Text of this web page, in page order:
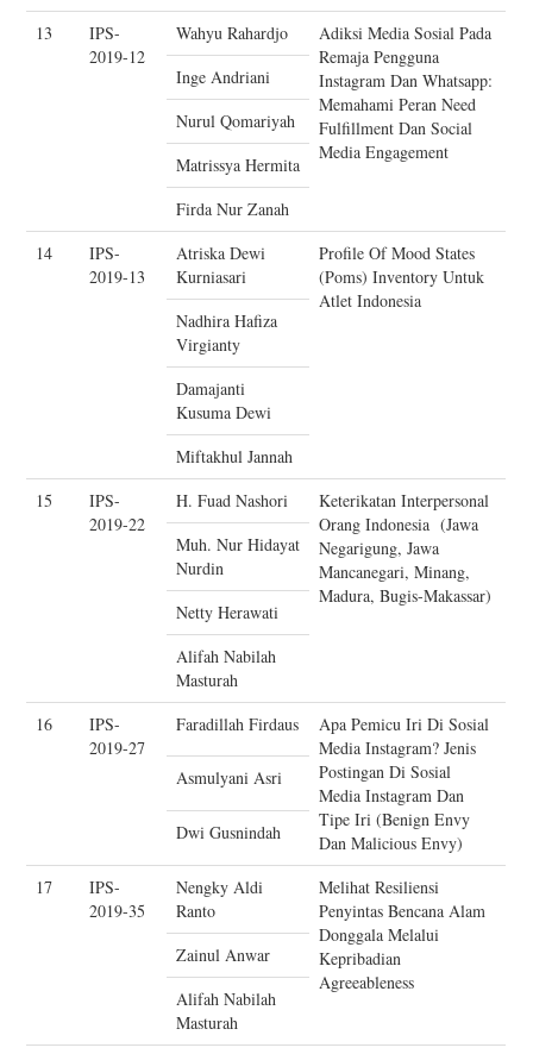
13
IPS-
2019-12
Wahyu Rahardjo
Adiksi Media Sosial Pada
Remaja Pengguna
Instagram Dan Whatsapp:
Memahami Peran Need
Fulfillment Dan Social
Media Engagement
Inge Andriani
Nurul Qomariyah
Matrissya Hermita
Firda Nur Zanah
14
IPS-
2019-13
Atriska Dewi
Kurniasari
Profile Of Mood States
(Poms) Inventory Untuk
Atlet Indonesia
Nadhira Hafiza
Virgianty
Damajanti
Kusuma Dewi
Miftakhul Jannah
15
IPS-
2019-22
H. Fuad Nashori
Keterikatan Interpersonal
Orang Indonesia (Jawa
Negarigung, Jawa
Mancanegari, Minang,
Madura, Bugis-Makassar)
Muh. Nur Hidayat
Nurdin
Netty Herawati
Alifah Nabilah
Masturah
16
IPS-
2019-27
Faradillah Firdaus
Apa Pemicu Iri Di Sosial
Media Instagram? Jenis
Postingan Di Sosial
Media Instagram Dan
Tipe Iri (Benign Envy
Dan Malicious Envy)
Asmulyani Asri
Dwi Gusnindah
17
IPS-
2019-35
Nengky Aldi
Ranto
Melihat Resiliensi
Penyintas Bencana Alam
Donggala Melalui
Kepribadian
Agreeableness
Zainul Anwar
Alifah Nabilah
Masturah